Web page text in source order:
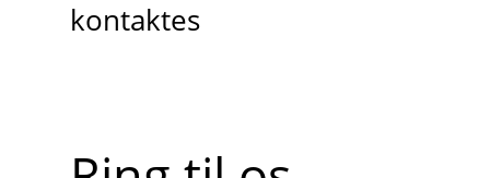
kontaktes